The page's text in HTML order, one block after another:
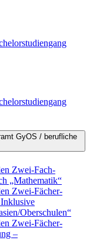
GyOS / berufliche
Zwei-Fach-
„Mathematik“
Zwei-Fächer-
Oberschulen“
Zwei-Fächer-
–